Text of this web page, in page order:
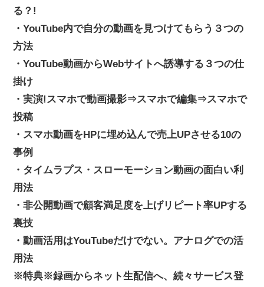
る？!
・YouTube内で自分の動画を見つけてもらう３つの
方法
・YouTube動画からWebサイトへ誘導する３つの仕
掛け
・実演!スマホで動画撮影⇒スマホで編集⇒スマホで
投稿
・スマホ動画をHPに埋め込んで売上UPさせる10の
事例
・タイムラプス・スローモーション動画の面白い利
用法
・非公開動画で顧客満足度を上げリピート率UPする
裏技
・動画活用はYouTubeだけでない。アナログでの活
用法
※特典※録画からネット生配信へ、続々サービス登